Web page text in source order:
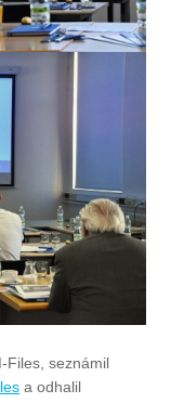
Files, seznámil
a odhalil